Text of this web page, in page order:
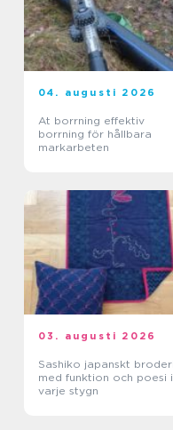
04. augusti 2026
At borrning effektiv
borrning för hållbara
markarbeten
03. augusti 2026
Sashiko japanskt broderi
med funktion och poesi i
varje stygn